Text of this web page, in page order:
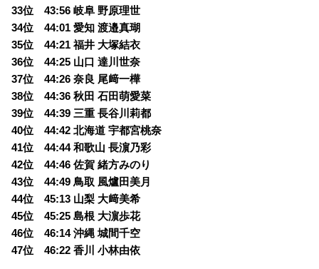
33位 43:56 岐阜 野原理世
34位 44:01 愛知 渡邉真瑚
35位 44:21 福井 大塚結衣
36位 44:25 山口 達川世奈
37位 44:26 奈良 尾﨑一樺
38位 44:36 秋田 石田萌愛菜
39位 44:39 三重 長谷川莉都
40位 44:42 北海道 宇都宮桃奈
41位 44:44 和歌山 長濵乃彩
42位 44:46 佐賀 緒方みのり
43位 44:49 鳥取 風爐田美月
44位 45:13 山梨 大﨑美希
45位 45:25 島根 大濵歩花
46位 46:14 沖縄 城間千空
47位 46:22 香川 小林由依